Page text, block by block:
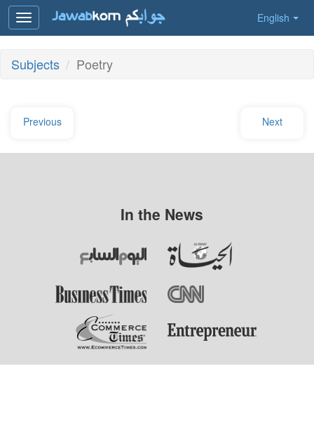
English
Toggle
navigation
Subjects Poetry
Next
Previous
In the News